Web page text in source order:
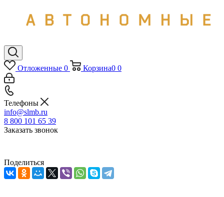
Отложенные 0 Корзина0 0
Телефоны
info@slmb.ru
8 800 101 65 39
Заказать звонок
Поделиться